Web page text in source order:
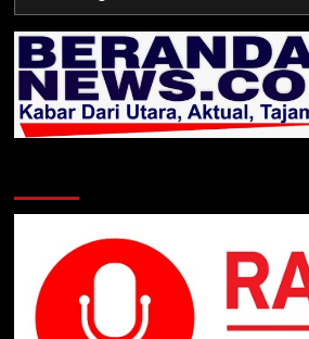
TNI/POLRI